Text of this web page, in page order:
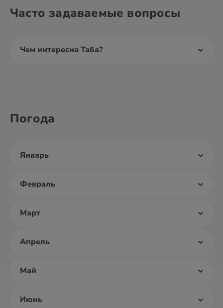
Часто задаваемые вопросы
Чем интересна Таба?
Погода
Январь
Февраль
Март
Апрель
Май
Июнь